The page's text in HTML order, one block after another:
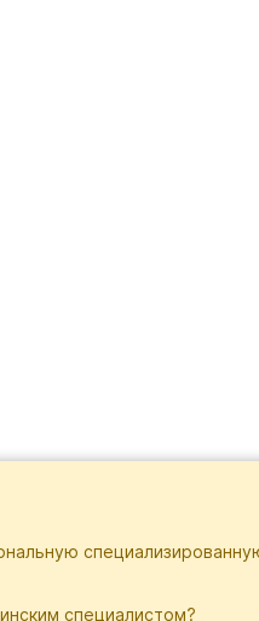
специалистом?